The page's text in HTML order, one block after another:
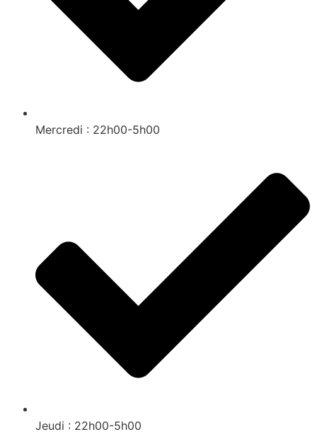
Mercredi : 22h00-5h00
Jeudi : 22h00-5h00